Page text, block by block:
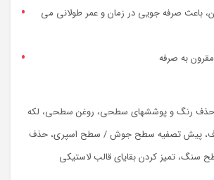
باعث صرفه جویی در زمان و عمر طولانی می
مقرون به صرفه
رنگ و پوششهاي سطحی، روغن سطحی، لکه
پیش تصفیه سطح جوش / سطح اسپری، حذف
سنگ، تمیز کردن بقایای قالب لاستیکی